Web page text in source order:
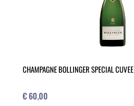
CHAMPAGNE BOLLINGER SPECIAL CUVEE
€ 60,00